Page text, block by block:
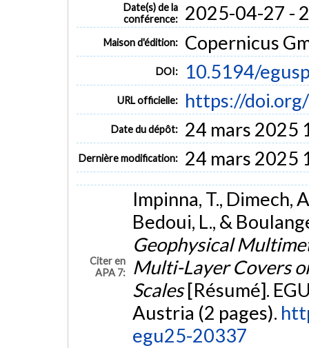
Date(s) de la
conférence:
2025-04-27 -
Maison d'édition: Copernicus
DOI: 10.5194/
URL officielle: https://
Date du dépôt: 24 mars 2025
Dernière modification: 24 mars 2025
Citer en
APA 7:
Impinna, T., Dimech,
Bedoui, L., &
Geophysical
Multi-Layer Covers
Scales[Résumé].
Austria (2 pages).
egu25-20337